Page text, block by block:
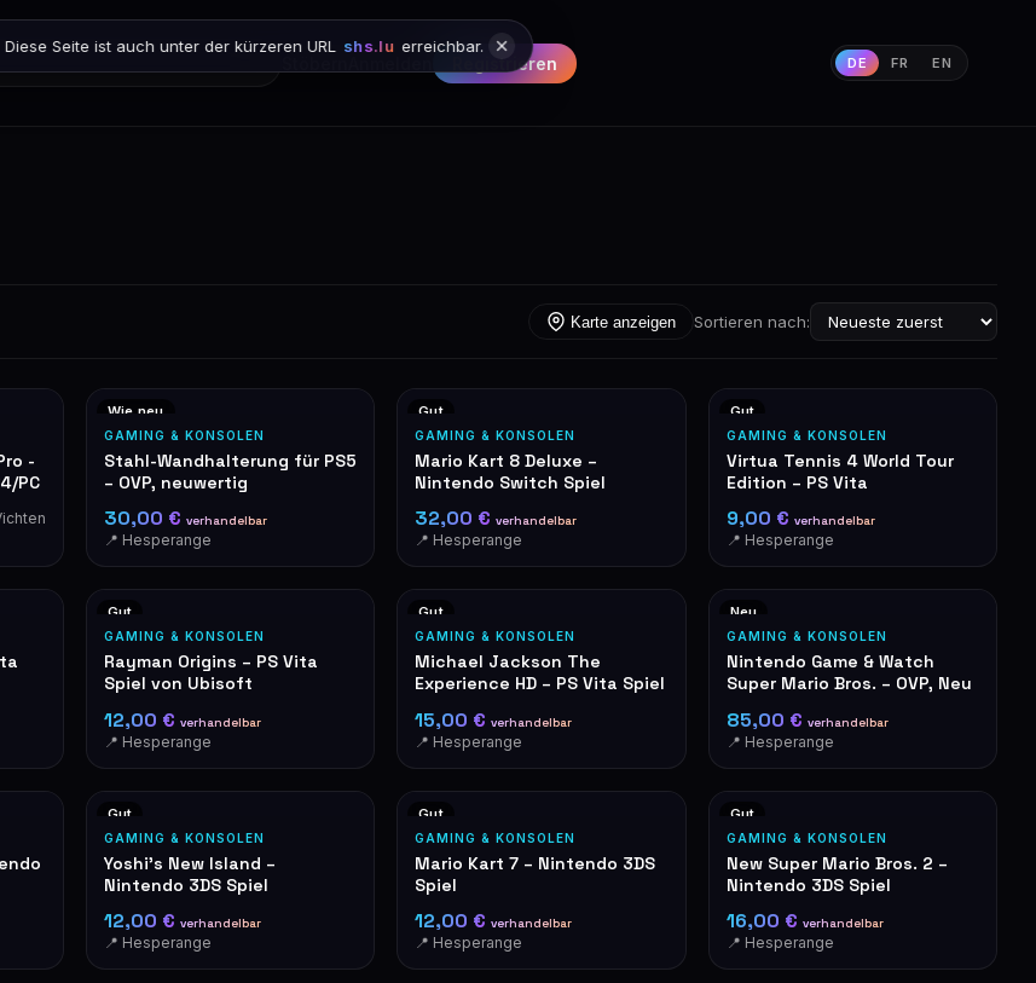
Registrieren DE FR EN
Diese Seite ist auch unter der kürzeren URL shs.lu erreichbar.
Karte anzeigen Sortieren nach:
-
PC
Wie neu
GAMING & KONSOLEN
Stahl-Wandhalterung für PS5
– OVP, neuwertig
30,00 € verhandelbar
📍 Hesperange
Gut
GAMING & KONSOLEN
Mario Kart 8 Deluxe –
Nintendo Switch Spiel
32,00 € verhandelbar
📍 Hesperange
Gut
GAMING & KONSOLEN
Virtua Tennis 4 World Tour
Edition – PS Vita
9,00 € verhandelbar
📍 Hesperange
Gut
GAMING & KONSOLEN
Rayman Origins – PS Vita
Spiel von Ubisoft
12,00 € verhandelbar
📍 Hesperange
Gut
GAMING & KONSOLEN
Michael Jackson The
Experience HD – PS Vita Spiel
15,00 € verhandelbar
📍 Hesperange
Neu
GAMING & KONSOLEN
Nintendo Game & Watch
Super Mario Bros. – OVP, Neu
85,00 € verhandelbar
📍 Hesperange
Gut
GAMING & KONSOLEN
Yoshi's New Island –
Nintendo 3DS Spiel
12,00 € verhandelbar
📍 Hesperange
Gut
GAMING & KONSOLEN
Mario Kart 7 – Nintendo 3DS
Spiel
12,00 € verhandelbar
📍 Hesperange
Gut
GAMING & KONSOLEN
New Super Mario Bros. 2 –
Nintendo 3DS Spiel
16,00 € verhandelbar
📍 Hesperange